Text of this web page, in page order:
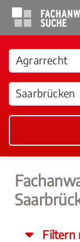
Filtern